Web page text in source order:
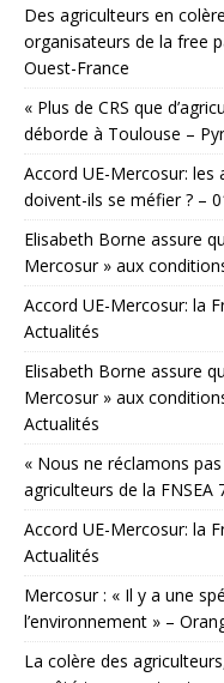
Des agriculteurs en
organisateurs de la free
Ouest-France
« Plus de CRS que
déborde à Toulouse –
Accord UE-Mercosur:
doivent-ils se méfier ? –
Elisabeth Borne assure
Mercosur » aux
Accord UE-Mercosur: la
Actualités
Elisabeth Borne assure
Mercosur » aux
Actualités
« Nous ne réclamons
agriculteurs de la
Accord UE-Mercosur: la
Actualités
Mercosur : « Il y a une
l’environnement » –
La colère des